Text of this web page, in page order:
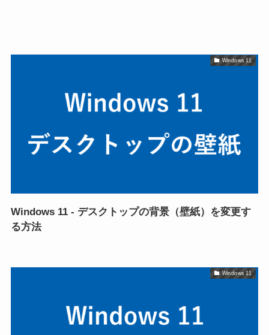
Windows 11
Windows 11 - デスクトップの背景（壁紙）を変更す
る方法
Windows 11